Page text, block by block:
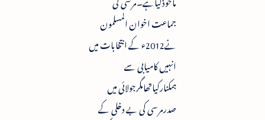
جماعت اخوان المسلمون
نے2012ء کے انتخابات میں
انہیں کامیابی سے
ہمکنارکیاتھامگرجولائی میں
صدرمرسی کی بے دخلی کے